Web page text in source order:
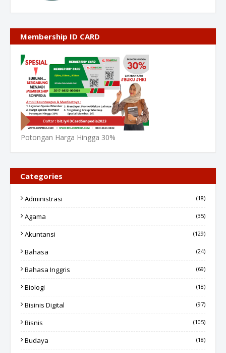
Membership ID CARD
Potongan Harga Hingga 30%
Categories
Administrasi (18)
Agama (35)
Akuntansi (129)
Bahasa (24)
Bahasa Inggris (69)
Biologi (18)
Bisinis Digital (97)
Bisnis (105)
Budaya (18)